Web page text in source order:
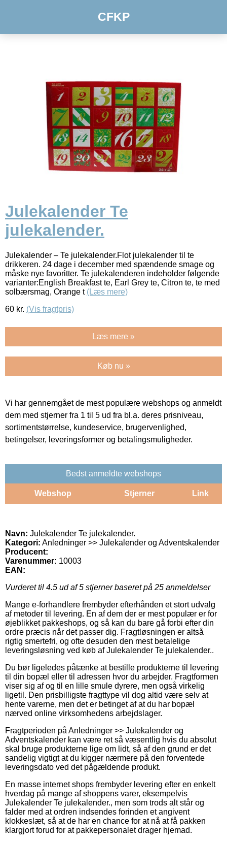
CFKP
Julekalender Te
julekalender.
Julekalender – Te julekalender.Flot julekalender til te
drikkeren. 24 dage i december med spændende smage og
måske nye favoritter. Te julekalenderen indeholder følgende
varianter:English Breakfast te, Earl Grey te, Citron te, te med
solbærsmag, Orange t (Læs mere)
60 kr. (Vis fragtpris)
Læs mere »
Køb nu »
Vi har gennemgået de mest populære webshops og anmeldt
dem med stjerner fra 1 til 5 ud fra bl.a. deres prisniveau,
sortimentstørrelse, kundeservice, brugervenlighed,
betingelser, leveringsformer og betalingsmuligheder.
Bedst anmeldte webshops
Webshop Stjerner Link
Navn: Julekalender Te julekalender.
Kategori: Anledninger >> Julekalender og Adventskalender
Producent:
Varenummer: 10003
EAN:
Vurderet til 4.5 ud af 5 stjerner baseret på 25 anmeldelser
Mange e-forhandlere frembyder efterhånden et stort udvalg
af metoder til levering. En af dem der er mest populær er for
øjeblikket pakkeshops, og så kan du bare gå forbi efter din
ordre præcis når det passer dig. Fragtløsningen er altså
rigtig smertefri, og ofte desuden den mest betalelige
leveringsløsning ved køb af Julekalender Te julekalender..
Du bør ligeledes påtænke at bestille produkterne til levering
til din bopæl eller til adressen hvor du arbejder. Fragtformen
viser sig af og til en lille smule dyrere, men også virkelig
ligetil. Den prisbilligste fragttype vil dog altid være selv at
hente varerne, men det er betinget af at du har bopæl
nærved online virksomhedens arbejdslager.
Fragtperioden på Anledninger >> Julekalender og
Adventskalender kan være ret så væsentlig hvis du absolut
skal bruge produkterne lige om lidt, så af den grund er det
sandelig vigtigt at du kigger nærmere på den forventede
leveringsdato ved det pågældende produkt.
En masse internet shops frembyder levering efter en enkelt
hverdag på mange af shoppens varer, eksempelvis
Julekalender Te julekalender., men som trods alt står og
falder med at ordren indsendes forinden et angivent
klokkeslæt, så at de har en chance for at nå at få pakken
klargjort forud for at pakkepersonalet drager hjemad.